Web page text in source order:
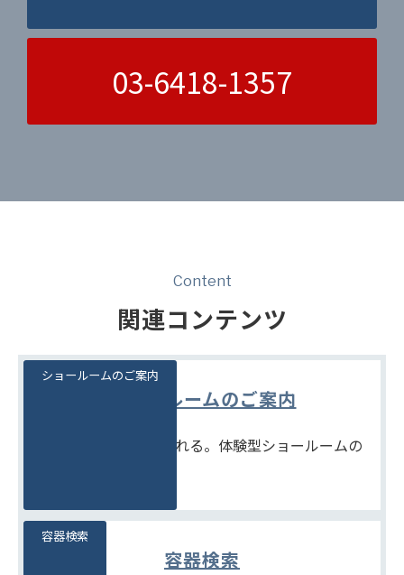
03-6418-1357
Content
関連コンテンツ
ショールームのご案内
見て、触れて、比べられる。体験型ショールームの
ショールームのご案内
容器検索
容器検索